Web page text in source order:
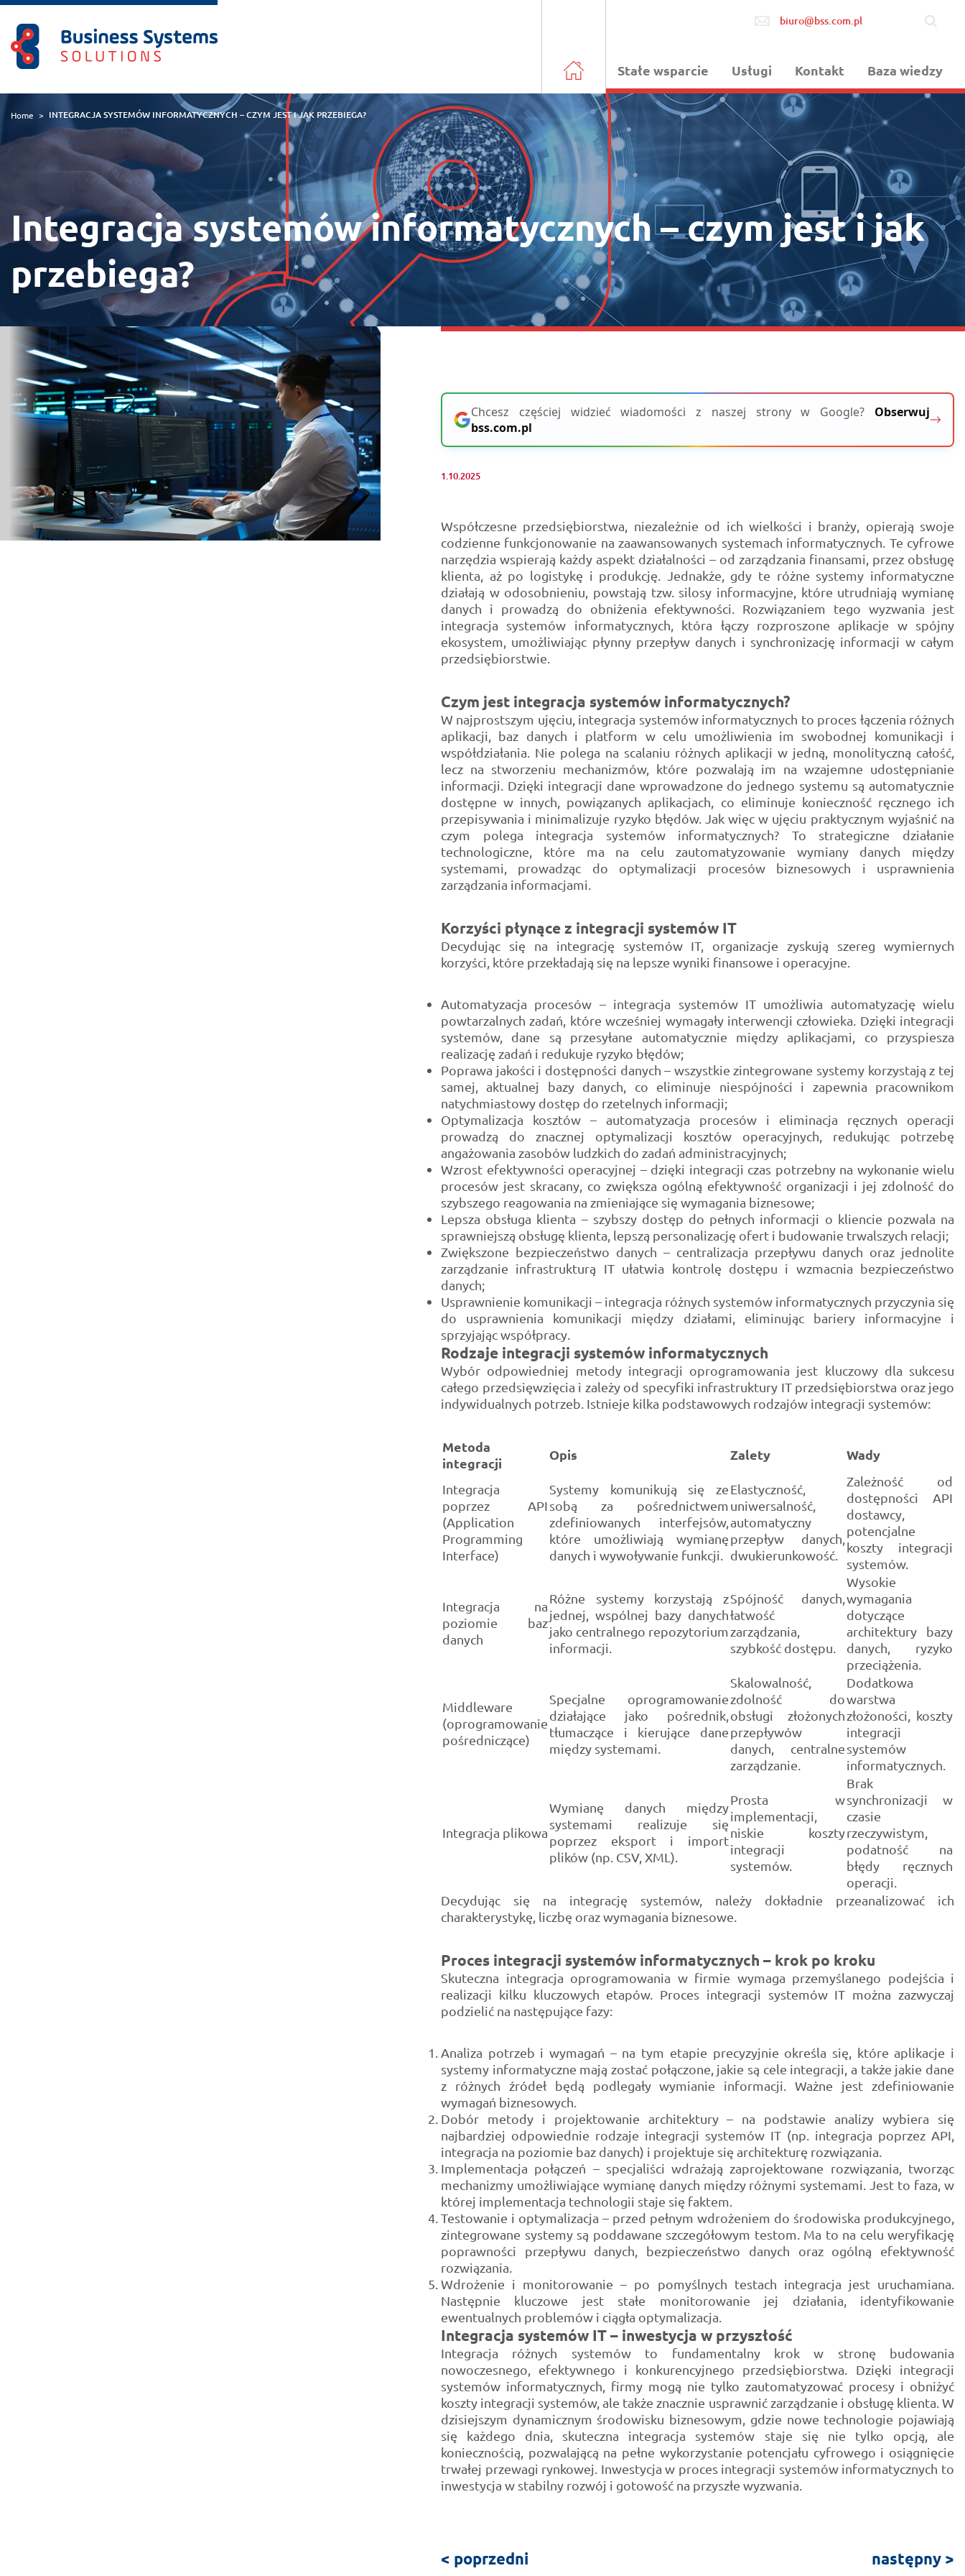
biuro@bss.com.pl
Stałe wsparcie Usługi Kontakt Baza wiedzy
Home > INTEGRACJA SYSTEMÓW INFORMATYCZNYCH – CZYM JEST I JAK PRZEBIEGA?
Integracja systemów informatycznych – czym jest i jak
przebiega?
Chcesz częściej widzieć wiadomości z naszej strony w Google? Obserwuj
bss.com.pl
1.10.2025
Współczesne przedsiębiorstwa, niezależnie od ich wielkości i branży, opierają swoje
codzienne funkcjonowanie na zaawansowanych systemach informatycznych. Te cyfrowe
narzędzia wspierają każdy aspekt działalności – od zarządzania finansami, przez obsługę
klienta, aż po logistykę i produkcję. Jednakże, gdy te różne systemy informatyczne
działają w odosobnieniu, powstają tzw. silosy informacyjne, które utrudniają wymianę
danych i prowadzą do obniżenia efektywności. Rozwiązaniem tego wyzwania jest
integracja systemów informatycznych, która łączy rozproszone aplikacje w spójny
ekosystem, umożliwiając płynny przepływ danych i synchronizację informacji w całym
przedsiębiorstwie.
Czym jest integracja systemów informatycznych?
W najprostszym ujęciu, integracja systemów informatycznych to proces łączenia różnych
aplikacji, baz danych i platform w celu umożliwienia im swobodnej komunikacji i
współdziałania. Nie polega na scalaniu różnych aplikacji w jedną, monolityczną całość,
lecz na stworzeniu mechanizmów, które pozwalają im na wzajemne udostępnianie
informacji. Dzięki integracji dane wprowadzone do jednego systemu są automatycznie
dostępne w innych, powiązanych aplikacjach, co eliminuje konieczność ręcznego ich
przepisywania i minimalizuje ryzyko błędów. Jak więc w ujęciu praktycznym wyjaśnić na
czym polega integracja systemów informatycznych? To strategiczne działanie
technologiczne, które ma na celu zautomatyzowanie wymiany danych między
systemami, prowadząc do optymalizacji procesów biznesowych i usprawnienia
zarządzania informacjami.
Korzyści płynące z integracji systemów IT
Decydując się na integrację systemów IT, organizacje zyskują szereg wymiernych
korzyści, które przekładają się na lepsze wyniki finansowe i operacyjne.
Automatyzacja procesów – integracja systemów IT umożliwia automatyzację wielu
powtarzalnych zadań, które wcześniej wymagały interwencji człowieka. Dzięki integracji
systemów, dane są przesyłane automatycznie między aplikacjami, co przyspiesza
realizację zadań i redukuje ryzyko błędów;
Poprawa jakości i dostępności danych – wszystkie zintegrowane systemy korzystają z tej
samej, aktualnej bazy danych, co eliminuje niespójności i zapewnia pracownikom
natychmiastowy dostęp do rzetelnych informacji;
Optymalizacja kosztów – automatyzacja procesów i eliminacja ręcznych operacji
prowadzą do znacznej optymalizacji kosztów operacyjnych, redukując potrzebę
angażowania zasobów ludzkich do zadań administracyjnych;
Wzrost efektywności operacyjnej – dzięki integracji czas potrzebny na wykonanie wielu
procesów jest skracany, co zwiększa ogólną efektywność organizacji i jej zdolność do
szybszego reagowania na zmieniające się wymagania biznesowe;
Lepsza obsługa klienta – szybszy dostęp do pełnych informacji o kliencie pozwala na
sprawniejszą obsługę klienta, lepszą personalizację ofert i budowanie trwalszych relacji;
Zwiększone bezpieczeństwo danych – centralizacja przepływu danych oraz jednolite
zarządzanie infrastrukturą IT ułatwia kontrolę dostępu i wzmacnia bezpieczeństwo
danych;
Usprawnienie komunikacji – integracja różnych systemów informatycznych przyczynia się
do usprawnienia komunikacji między działami, eliminując bariery informacyjne i
sprzyjając współpracy.
Rodzaje integracji systemów informatycznych
Wybór odpowiedniej metody integracji oprogramowania jest kluczowy dla sukcesu
całego przedsięwzięcia i zależy od specyfiki infrastruktury IT przedsiębiorstwa oraz jego
indywidualnych potrzeb. Istnieje kilka podstawowych rodzajów integracji systemów:
Metoda
integracji
Opis Zalety Wady
Integracja
poprzez API
(Application
Programming
Interface)
Systemy komunikują się ze
sobą za pośrednictwem
zdefiniowanych interfejsów,
które umożliwiają wymianę
danych i wywoływanie funkcji.
Elastyczność,
uniwersalność,
automatyczny
przepływ danych,
dwukierunkowość.
Zależność od
dostępności API
dostawcy,
potencjalne
koszty integracji
systemów.
Integracja na
poziomie baz
danych
Różne systemy korzystają z
jednej, wspólnej bazy danych
jako centralnego repozytorium
informacji.
Spójność danych,
łatwość
zarządzania,
szybkość dostępu.
Wysokie
wymagania
dotyczące
architektury bazy
danych, ryzyko
przeciążenia.
Middleware
(oprogramowanie
pośredniczące)
Specjalne oprogramowanie
działające jako pośrednik,
tłumaczące i kierujące dane
między systemami.
Skalowalność,
zdolność do
obsługi złożonych
przepływów
danych, centralne
zarządzanie.
Dodatkowa
warstwa
złożoności, koszty
integracji
systemów
informatycznych.
Integracja plikowa
Wymianę danych między
systemami realizuje się
poprzez eksport i import
plików (np. CSV, XML).
Prosta w
implementacji,
niskie koszty
integracji
systemów.
Brak
synchronizacji w
czasie
rzeczywistym,
podatność na
błędy ręcznych
operacji.
Decydując się na integrację systemów, należy dokładnie przeanalizować ich
charakterystykę, liczbę oraz wymagania biznesowe.
Proces integracji systemów informatycznych – krok po kroku
Skuteczna integracja oprogramowania w firmie wymaga przemyślanego podejścia i
realizacji kilku kluczowych etapów. Proces integracji systemów IT można zazwyczaj
podzielić na następujące fazy:
Analiza potrzeb i wymagań – na tym etapie precyzyjnie określa się, które aplikacje i
systemy informatyczne mają zostać połączone, jakie są cele integracji, a także jakie dane
z różnych źródeł będą podlegały wymianie informacji. Ważne jest zdefiniowanie
wymagań biznesowych.
Dobór metody i projektowanie architektury – na podstawie analizy wybiera się
najbardziej odpowiednie rodzaje integracji systemów IT (np. integracja poprzez API,
integracja na poziomie baz danych) i projektuje się architekturę rozwiązania.
Implementacja połączeń – specjaliści wdrażają zaprojektowane rozwiązania, tworząc
mechanizmy umożliwiające wymianę danych między różnymi systemami. Jest to faza, w
której implementacja technologii staje się faktem.
Testowanie i optymalizacja – przed pełnym wdrożeniem do środowiska produkcyjnego,
zintegrowane systemy są poddawane szczegółowym testom. Ma to na celu weryfikację
poprawności przepływu danych, bezpieczeństwo danych oraz ogólną efektywność
rozwiązania.
Wdrożenie i monitorowanie – po pomyślnych testach integracja jest uruchamiana.
Następnie kluczowe jest stałe monitorowanie jej działania, identyfikowanie
ewentualnych problemów i ciągła optymalizacja.
Integracja systemów IT – inwestycja w przyszłość
Integracja różnych systemów to fundamentalny krok w stronę budowania
nowoczesnego, efektywnego i konkurencyjnego przedsiębiorstwa. Dzięki integracji
systemów informatycznych, firmy mogą nie tylko zautomatyzować procesy i obniżyć
koszty integracji systemów, ale także znacznie usprawnić zarządzanie i obsługę klienta. W
dzisiejszym dynamicznym środowisku biznesowym, gdzie nowe technologie pojawiają
się każdego dnia, skuteczna integracja systemów staje się nie tylko opcją, ale
koniecznością, pozwalającą na pełne wykorzystanie potencjału cyfrowego i osiągnięcie
trwałej przewagi rynkowej. Inwestycja w proces integracji systemów informatycznych to
inwestycja w stabilny rozwój i gotowość na przyszłe wyzwania.
< poprzedni następny >